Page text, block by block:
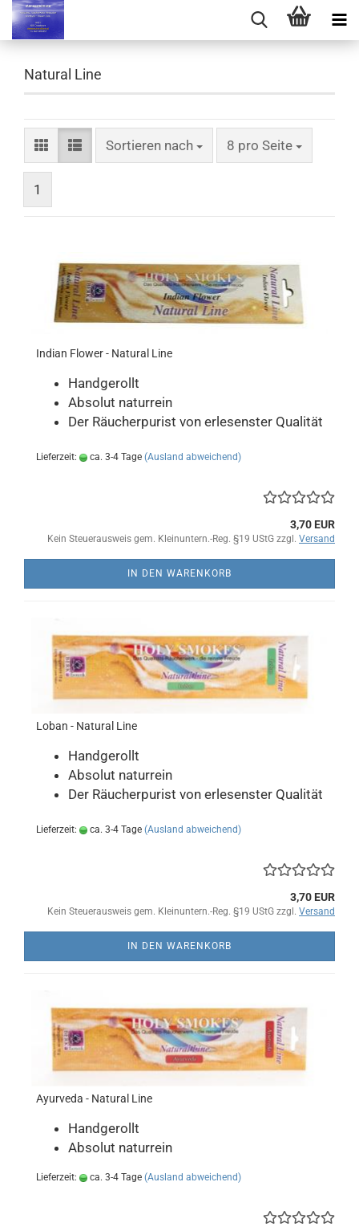
Natural Line
Sortieren nach
Sortieren nach 8 pro Seite
pro Seite
1
Indian Flower - Natural Line
Handgerollt
Absolut naturrein
Der Räucherpurist von erlesenster Qualität
Lieferzeit: ca. 3-4 Tage (Ausland abweichend)
3,70 EUR
Kein Steuerausweis gem. Kleinuntern.-Reg. §19 UStG zzgl. Versand
IN DEN WARENKORB
Loban - Natural Line
Handgerollt
Absolut naturrein
Der Räucherpurist von erlesenster Qualität
Lieferzeit: ca. 3-4 Tage (Ausland abweichend)
3,70 EUR
Kein Steuerausweis gem. Kleinuntern.-Reg. §19 UStG zzgl. Versand
IN DEN WARENKORB
Ayurveda - Natural Line
Handgerollt
Absolut naturrein
Lieferzeit: ca. 3-4 Tage (Ausland abweichend)